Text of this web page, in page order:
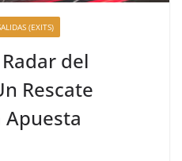
(EXITS)
del
Rescate